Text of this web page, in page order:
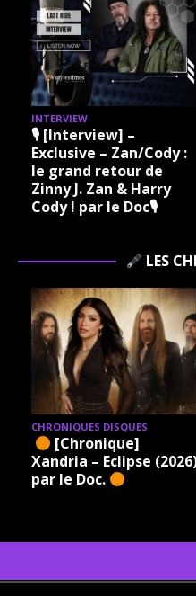
INTERVIEW
🎙 [Interview] –
Exclusive – Zan/Cody :
le grand retour de
Zinny J. Zan & Harry
Cody ! par le Doc🎙
LES
CHRONIQUES DISQUES
[Chronique]
Xandria – Eclipse
par le Doc.